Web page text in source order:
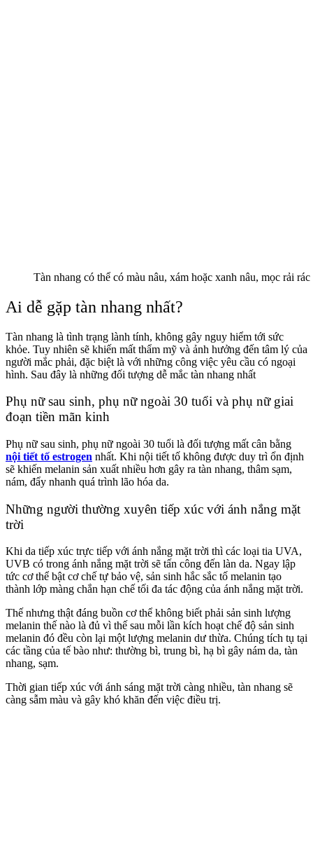
Tàn nhang có thể có màu nâu, xám hoặc xanh nâu, mọc rải
Ai dễ gặp tàn nhang nhất?
Tàn nhang là tình trạng lành tính, không gây nguy hiểm tới sức
khỏe. Tuy nhiên sẽ khiến mất thẩm mỹ và ảnh hưởng đến tâm lý của
người mắc phải, đặc biệt là với những công việc yêu cầu có ngoại
hình. Sau đây là những đối tượng dễ mắc tàn nhang nhất
Phụ nữ sau sinh, phụ nữ ngoài 30 tuổi và phụ nữ giai
đoạn tiền mãn kinh
Phụ nữ sau sinh, phụ nữ ngoài 30 tuổi là đối tượng mất cân bằng
nội tiết tố estrogen nhất. Khi nội tiết tố không được duy trì ổn định
sẽ khiến melanin sản xuất nhiều hơn gây ra tàn nhang, thâm sạm,
nám, đẩy nhanh quá trình lão hóa da.
Những người thường xuyên tiếp xúc với ánh nắng mặt
trời
Khi da tiếp xúc trực tiếp với ánh nắng mặt trời thì các loại tia UVA,
UVB có trong ánh nắng mặt trời sẽ tấn công đến làn da. Ngay lập
tức cơ thể bật cơ chế tự bảo vệ, sản sinh hắc sắc tố melanin tạo
thành lớp màng chắn hạn chế tối đa tác động của ánh nắng mặt trời.
Thế nhưng thật đáng buồn cơ thể không biết phải sản sinh lượng
melanin thế nào là đủ vì thế sau mỗi lần kích hoạt chế độ sản sinh
melanin đó đều còn lại một lượng melanin dư thừa. Chúng tích tụ tại
các tầng của tế bào như: thường bì, trung bì, hạ bì gây nám da, tàn
nhang, sạm.
Thời gian tiếp xúc với ánh sáng mặt trời càng nhiều, tàn nhang sẽ
càng sẫm màu và gây khó khăn đến việc điều trị.